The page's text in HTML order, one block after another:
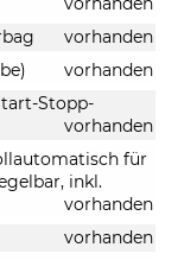
vorhanden
vorhanden
Stopp-
vorhanden
für
inkl.
vorhanden
vorhanden